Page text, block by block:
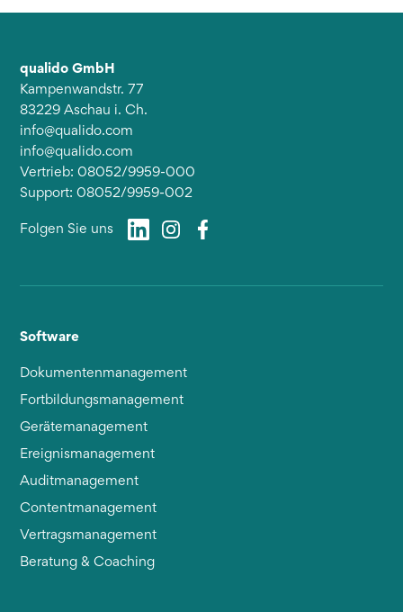
qualido GmbH
Kampenwandstr. 77
83229 Aschau i. Ch.
info@qualido.com
info@qualido.com
Vertrieb: 08052/9959-000
Support: 08052/9959-002
Folgen Sie uns
Software
Dokumentenmanagement
Fortbildungsmanagement
Gerätemanagement
Ereignismanagement
Auditmanagement
Contentmanagement
Vertragsmanagement
Beratung & Coaching